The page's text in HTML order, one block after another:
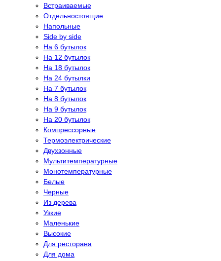
Встраиваемые
Отдельностоящие
Напольные
Side by side
На 6 бутылок
На 12 бутылок
На 18 бутылок
На 24 бутылки
На 7 бутылок
На 8 бутылок
На 9 бутылок
На 20 бутылок
Компрессорные
Термоэлектрические
Двухзонные
Мультитемпературные
Монотемпературные
Белые
Черные
Из дерева
Узкие
Маленькие
Высокие
Для ресторана
Для дома